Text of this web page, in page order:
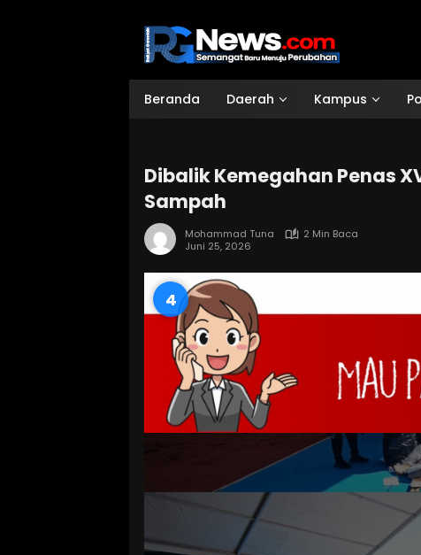
Beranda Daerah Kampus
Dibalik Kemegahan Penas
Sampah
Mohammad Tuna
2 Min Baca
Juni 25, 2026
3